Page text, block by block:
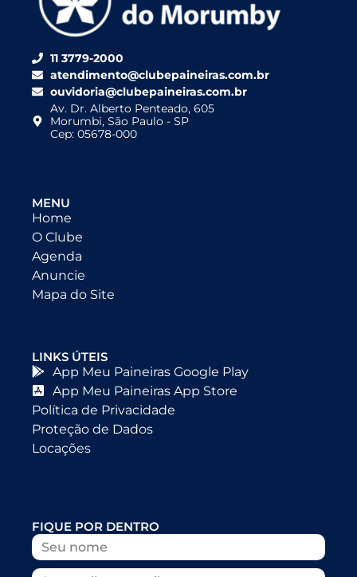
11 3779-2000
atendimento@clubepaineiras.com.br
ouvidoria@clubepaineiras.com.br
Av. Dr. Alberto Penteado, 605
Morumbi, São Paulo - SP
Cep: 05678-000
MENU
Home
O Clube
Agenda
Anuncie
Mapa do Site
LINKS ÚTEIS
App Meu Paineiras Google Play
App Meu Paineiras App Store
Política de Privacidade
Proteção de Dados
Locações
FIQUE POR DENTRO